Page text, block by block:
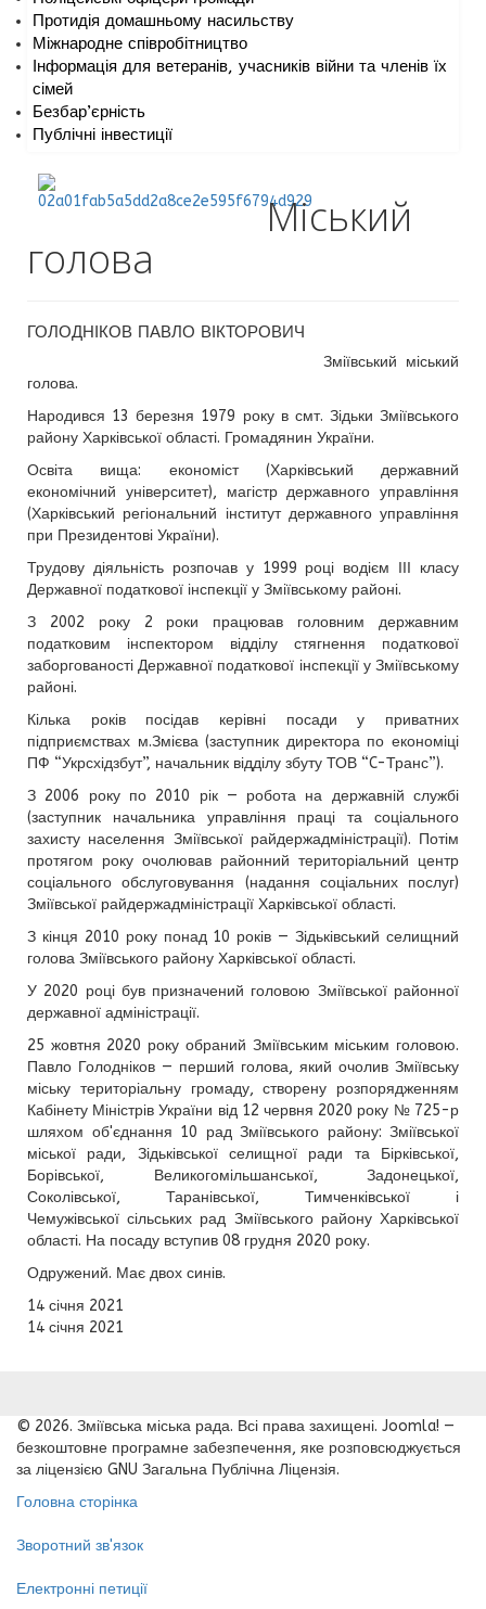
Протидія домашньому насильству
Міжнародне співробітництво
Інформація для ветеранів, учасників війни та членів їх
сімей
Безбар’єрність
Публічні інвестиції
Міський
голова
ГОЛОДНІКОВ ПАВЛО ВІКТОРОВИЧ
Зміївський міський
голова.
Народився 13 березня 1979 року в смт. Зідьки Зміївського
району Харківської області. Громадянин України.
Освіта вища: економіст (Харківський державний
економічний університет), магістр державного управління
(Харківський регіональний інститут державного управління
при Президентові України).
Трудову діяльність розпочав у 1999 році водієм ІІІ класу
Державної податкової інспекції у Зміївському районі.
З 2002 року 2 роки працював головним державним
податковим інспектором відділу стягнення податкової
заборгованості Державної податкової інспекції у Зміївському
районі.
Кілька років посідав керівні посади у приватних
підприємствах м.Змієва (заступник директора по економіці
ПФ “Укрсхідзбут”, начальник відділу збуту ТОВ “C-Транс”).
З 2006 року по 2010 рік — робота на державній службі
(заступник начальника управління праці та соціального
захисту населення Зміївської райдержадміністрації). Потім
протягом року очолював районний територіальний центр
соціального обслуговування (надання соціальних послуг)
Зміївської райдержадміністрації Харківської області.
З кінця 2010 року понад 10 років — Зідьківський селищний
голова Зміївського району Харківської області.
У 2020 році був призначений головою Зміївської районної
державної адміністрації.
25 жовтня 2020 року обраний Зміївським міським головою.
Павло Голодніков — перший голова, який очолив Зміївську
міську територіальну громаду, створену розпорядженням
Кабінету Міністрів України від 12 червня 2020 року № 725-р
шляхом об'єднання 10 рад Зміївського району: Зміївської
міської ради, Зідьківської селищної ради та Бірківської,
Борівської, Великогомільшанської, Задонецької,
Соколівської, Таранівської, Тимченківської і
Чемужівської сільських рад Зміївського району Харківської
області. На посаду вступив 08 грудня 2020 року.
Одружений. Має двох синів.
14 січня 2021
14 січня 2021
© 2026. Зміївська міська рада. Всі права захищені. Joomla! —
безкоштовне програмне забезпечення, яке розповсюджується
за ліцензією GNU Загальна Публічна Ліцензія.
Головна сторінка
Зворотний зв'язок
Електронні петиції